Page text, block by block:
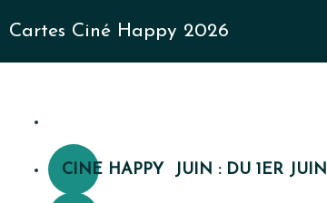
Cartes Ciné Happy 2026
CINE HAPPY JUIN : DU 1ER